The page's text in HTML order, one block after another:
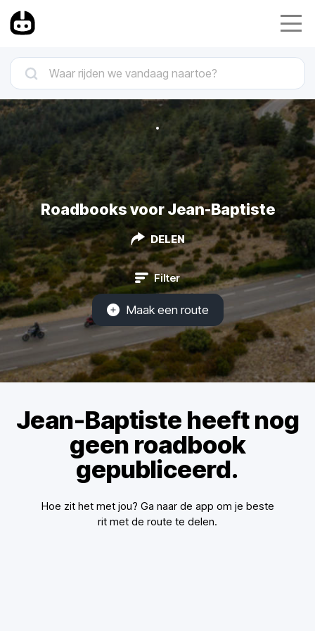
Roadbooks voor Jean-Baptiste
DELEN
Filter
Maak een route
Jean-Baptiste heeft nog
geen roadbook
gepubliceerd.
Hoe zit het met jou? Ga naar de app om je beste
rit met de route te delen.